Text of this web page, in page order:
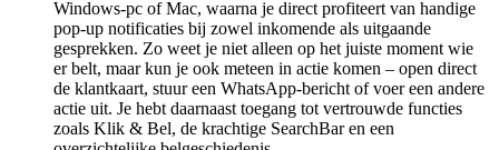
Windows-pc of Mac, waarna je direct profiteert van handige
pop-up notificaties bij zowel inkomende als uitgaande
gesprekken. Zo weet je niet alleen op het juiste moment wie
er belt, maar kun je ook meteen in actie komen – open direct
de klantkaart, stuur een WhatsApp-bericht of voer een andere
actie uit. Je hebt daarnaast toegang tot vertrouwde functies
zoals Klik & Bel, de krachtige SearchBar en een